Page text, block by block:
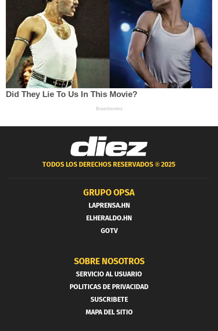
TODOS LOS DERECHOS RESERVADOS ®2025
GRUPO OPSA
LAPRENSA.HN
ELHERALDO.HN
GOTV
SOBRE NOSOTROS
SERVICIO AL USUARIO
POLITICAS DE PRIVACIDAD
SUSCRIBETE
MAPA DEL SITIO